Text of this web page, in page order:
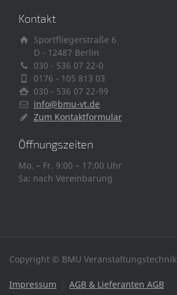
Kontakt
Sportfliegerstraße 6
D - 12487 Berlin
030 - 536 07 22-0
0176 - 105 813 03
030 - 536 07 22-99
info@bmu-vt.de
Zum Kontaktformular
Öffnungszeiten
Mo. – Fr. 9:00 – 17:00 Uhr
Sa: nach Vereinbarung
Copyright © BMU Veranstaltungstechnik
Impressum AGB & Lieferanten AGB